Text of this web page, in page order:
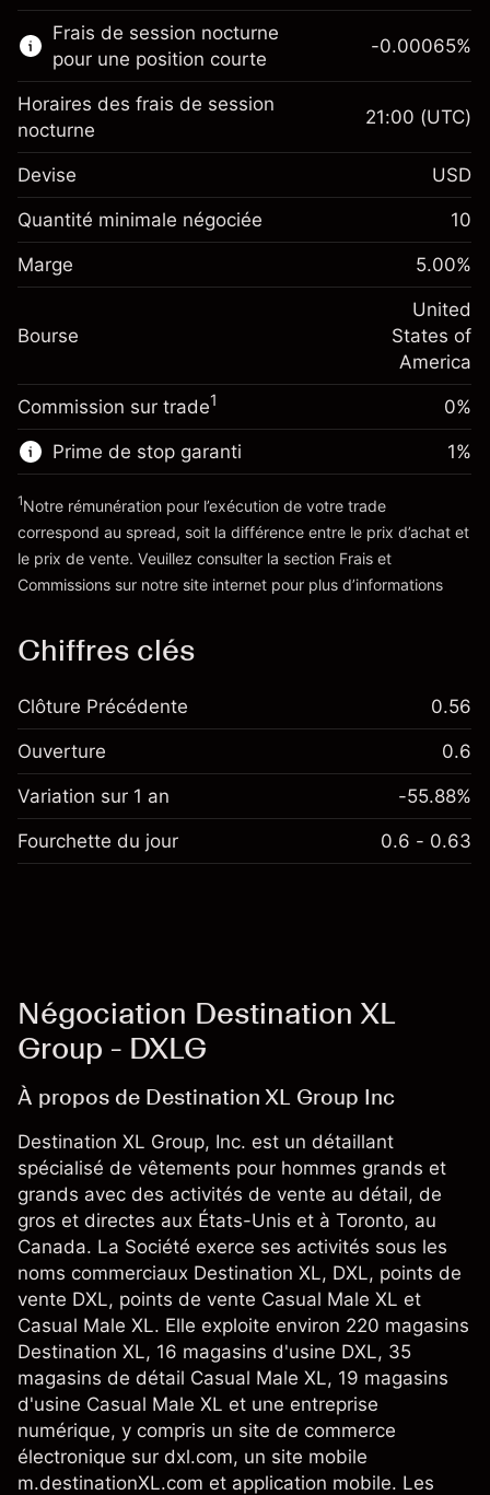
En savoir plus sur :
CFD
Marge. Votre
investissement
Ajustement des fonds de
Frais sur la valeur totale de la
-0.021568
%
(-$4.31)
Taille de la position avec effet de levier
Valeur nominale avec effet de levier
Frais de session nocturne
pour une position courte
Marge. Votre
$1,000.00
de overnight
position
-0.000654
%
(-$0.13)
Taille de la position avec effet de levier
~$20,000.00
Valeur nominale avec effet de levier
Vers la plateforme
-0.00065%
Horaires des frais de session
nocturne
21:00 (UTC)
Devise USD
Quantité minimale négociée 10
Marge 5.00%
Bourse
United
States of
America
Commission sur trade1 0%
Prime de stop garanti
'Tarifs et Frais
1%
1Notre rémunération pour l’exécution de votre trade
correspond au spread, soit la différence entre le prix d’achat et
le prix de vente. Veuillez consulter la section Frais et
Commissions sur notre site internet pour plus d’informations
Chiffres clés
Clôture Précédente 0.56
Ouverture 0.6
Variation sur 1 an -55.88%
Fourchette du jour 0.6 - 0.63
Négociation Destination XL
Group - DXLG
À propos de Destination XL Group Inc
Destination XL Group, Inc. est un détaillant
spécialisé de vêtements pour hommes grands et
grands avec des activités de vente au détail, de
gros et directes aux États-Unis et à Toronto, au
Canada. La Société exerce ses activités sous les
noms commerciaux Destination XL, DXL, points de
vente DXL, points de vente Casual Male XL et
Casual Male XL. Elle exploite environ 220 magasins
Destination XL, 16 magasins d'usine DXL, 35
magasins de détail Casual Male XL, 19 magasins
d'usine Casual Male XL et une entreprise
numérique, y compris un site de commerce
électronique sur dxl.com, un site mobile
m.destinationXL.com et application mobile. Les